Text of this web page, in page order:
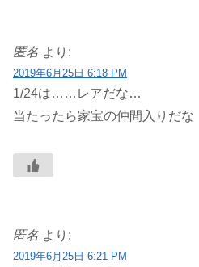
匿名 より:
2019年6月25日 6:18 PM
1/24は……レアだな…
当たったら家宝の仲間入りだな
匿名 より:
2019年6月25日 6:21 PM